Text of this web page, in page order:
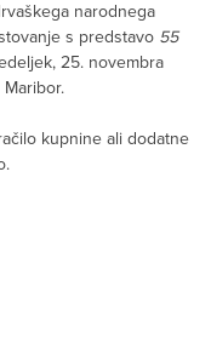
narodnega
s predstavo 55
25. novembra
kupnine ali dodatne